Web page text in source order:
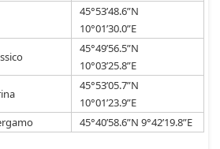
45°53’48.6”N
10°01’30.0”E
45°49’56.5”N
10°03’25.8”E
45°53’05.7”N
10°01’23.9”E
45°40’58.6”N 9°42’19.8”E